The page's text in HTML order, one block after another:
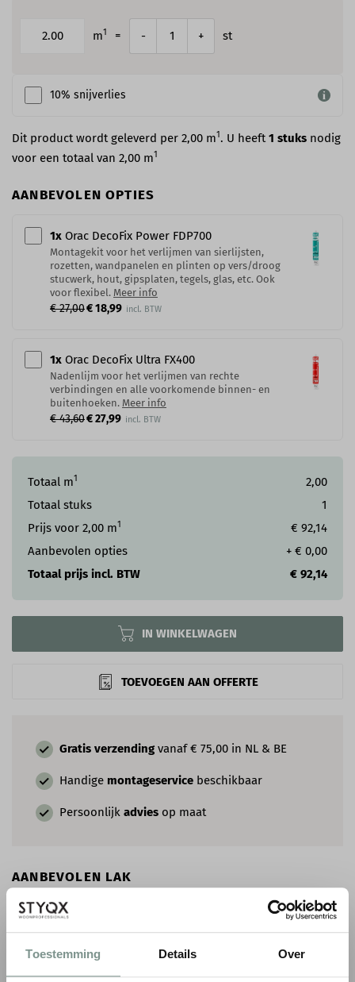
Toestemming Details Over
Gratis verzending vanaf € 75,00 in NL & BE
Handige montageservice beschikbaar
Persoonlijk advies op maat
AANBEVOLEN LAK
m1 = - + st
10% snijverlies
Dit product wordt geleverd per 2,00 m1. U heeft1 stuks nodig
voor een totaal van 2,00 m1
Totaal m1
2,00
Totaal stuks
1
Prijs voor 2,00 m1
€ 92,14
Aanbevolen opties
+ € 0,00
Totaal prijs incl. BTW
€ 92,14
AANBEVOLEN OPTIES
1x Orac DecoFix Power​ FDP700
Montagekit voor het verlijmen van sierlijsten,
rozetten, wandpanelen en plinten op vers/droog
stucwerk, hout, gipsplaten, tegels, glas, etc. Ook
voor flexibel. Meer info
€ 27,00€ 18,99
1x Orac DecoFix Ultra FX400
Nadenlijm voor het verlijmen van rechte
verbindingen en alle voorkomende binnen- en
buitenhoeken. Meer info
€ 43,60€ 27,99
IN WINKELWAGEN
TOEVOEGEN AAN OFFERTE